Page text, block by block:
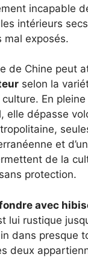
incapable
intérieurs
mal exposés.
de Chine peut
selon la
En
elle dépasse
et
de la
protection.
avec
lui rustique
dans presque
deux